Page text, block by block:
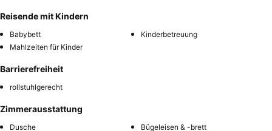
Reisende mit Kindern
Babybett
Kinderbetreuung
Mahlzeiten für Kinder
Barrierefreiheit
rollstuhlgerecht
Zimmerausstattung
Dusche Bügeleisen & -brett